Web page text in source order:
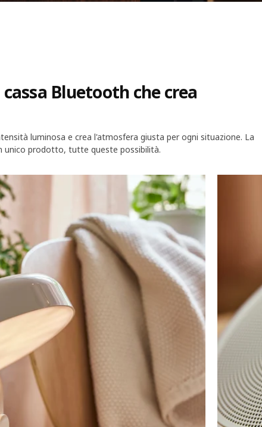
Bluetooth che crea
luminosa e crea l'atmosfera giusta per ogni situazione. La
unico prodotto, tutte queste possibilità.